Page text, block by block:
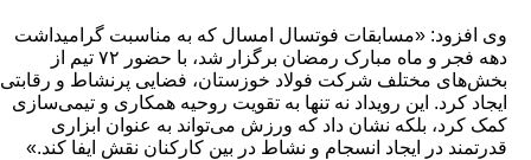
«مسابقات فوتسال امسال که به مناسبت گرامیداشت
دهه فجر و ماه مبارک رمضان برگزار شد، با حضور ۷۲ تیم از
مختلف شرکت فولاد خوزستان، فضایی پرنشاط و رقابتی
این رویداد نه تنها به تقویت روحیه همکاری و تیمی‌سازی
بلکه نشان داد که ورزش می‌تواند به عنوان ابزاری
در ایجاد انسجام و نشاط در بین کارکنان نقش ایفا کند.»